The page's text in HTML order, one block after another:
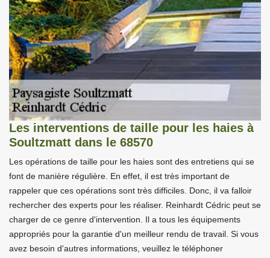
Les interventions de taille pour les haies à
Soultzmatt dans le 68570
Les opérations de taille pour les haies sont des entretiens qui se
font de manière régulière. En effet, il est très important de
rappeler que ces opérations sont très difficiles. Donc, il va falloir
rechercher des experts pour les réaliser. Reinhardt Cédric peut se
charger de ce genre d'intervention. Il a tous les équipements
appropriés pour la garantie d'un meilleur rendu de travail. Si vous
avez besoin d'autres informations, veuillez le téléphoner